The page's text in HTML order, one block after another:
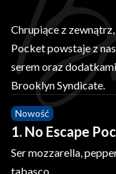
Chrupiące z
Pocket powstaje z
serem oraz
Brooklyn Syndicate.
Nowość
1. No Escape
Ser mozzarella,
tabasco